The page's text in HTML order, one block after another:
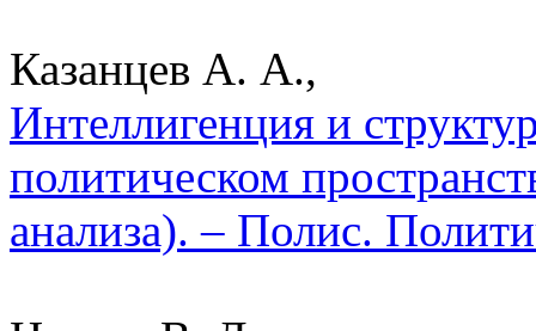
Казанцев А. А.,
Интеллигенция и
политическом
анализа). – Полис.